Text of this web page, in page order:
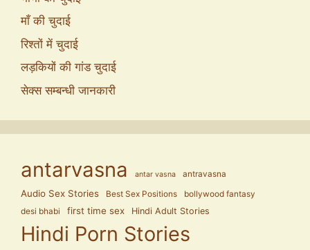
माँ की चुदाई
रिश्तों में चुदाई
लड़कियों की गांड चुदाई
सेक्स सम्बन्धी जानकारी
antarvasna antar vasna antravasna
Audio Sex Stories Best Sex Positions
bollywood fantasy
desi bhabi
first time sex Hindi Adult Stories
Hindi Porn Stories